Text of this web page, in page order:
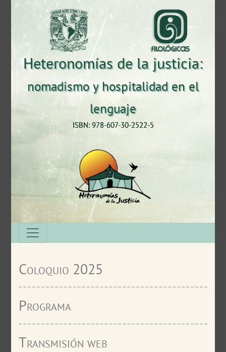
Heteronomías de la justicia:
nomadismo y hospitalidad en el
lenguaje
ISBN: 978-607-30-2522-5
Coloquio 2025
Programa
Transmisión web